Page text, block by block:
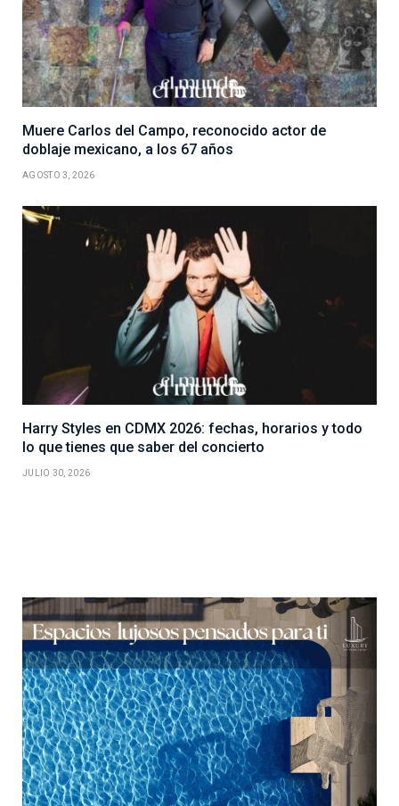
Muere Carlos del Campo, reconocido actor de
doblaje mexicano, a los 67 años
AGOSTO 3, 2026
Harry Styles en CDMX 2026: fechas, horarios y todo
lo que tienes que saber del concierto
JULIO 30, 2026